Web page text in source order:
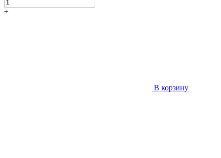
+
В корзину